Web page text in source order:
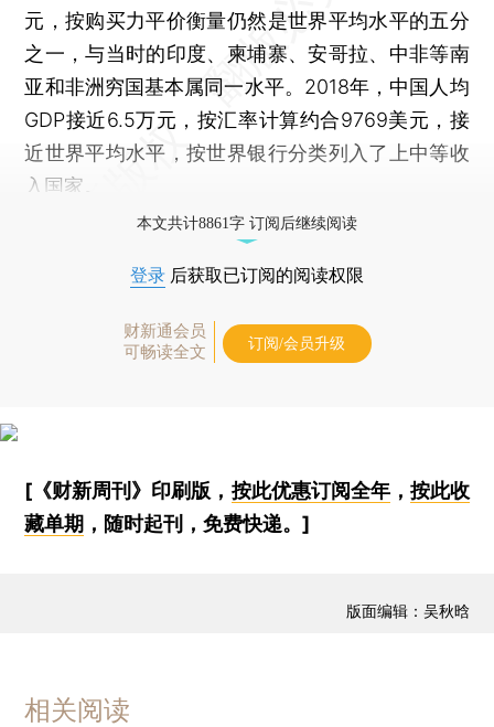
元，按购买力平价衡量仍然是世界平均水平的五分
之一，与当时的印度、柬埔寨、安哥拉、中非等南
亚和非洲穷国基本属同一水平。2018年，中国人均
GDP接近6.5万元，按汇率计算约合9769美元，接
近世界平均水平，按世界银行分类列入了上中等收
入国家。
本文共计8861字 订阅后继续阅读
登录 后获取已订阅的阅读权限
财新通会员
可畅读全文
订阅/会员升级
[《财新周刊》印刷版， 按此优惠订阅全年， 按此收
藏单期 ，随时起刊，免费快递。]
版面编辑：吴秋晗
相关阅读